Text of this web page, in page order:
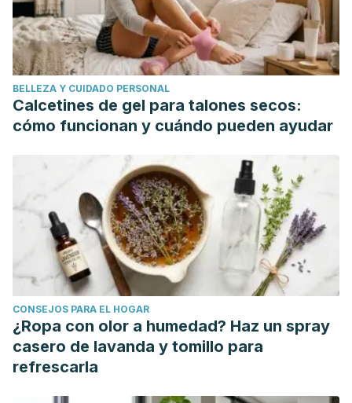
nutrient: The physiological basis of hydration. European
Journal of Clinical Nutrition. Nature Publishing Group.
https://doi.org/10.1038/ejcn.2009.111
Dixit, Y., & Kar, A. (2010). Protective Role of Three
Vegetable Peels in Alloxan Induced Diabetes Mellitus in
Male Mice.
Plant Foods for Human Nutrition ,
(3), 284–
Popkin BM, D'Anci KE, Rosenberg IH. Water, hydration, and
Nutr Rev. 2010;68(8):439–458. doi:10.1111/j.1753-
4887.2010.00304.x
Tang GY, Meng X, Li Y, Zhao CN, Liu Q, Li HB. Effects of
Vegetables on Cardiovascular Diseases and Related
Mechanisms.
Nutrients. 2017;9(8):857. Published 2017 Aug
10. doi:10.3390/nu9080857
BELLEZA Y CUIDADO PERSONAL
Calcetines de gel para talones secos:
cómo funcionan y cuándo pueden ayudar
CONSEJOS PARA EL HOGAR
¿Ropa con olor a humedad? Haz un spray
casero de lavanda y tomillo para
refrescarla